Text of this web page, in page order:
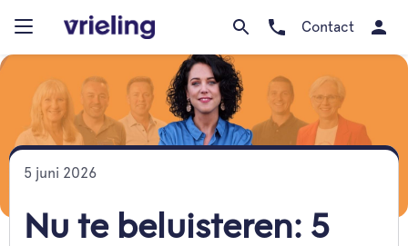
Contact
5 juni 2026
Nu te beluisteren: 5